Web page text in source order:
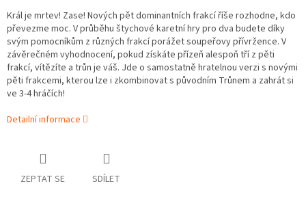
Král je mrtev! Zase! Nových pět dominantních frakcí říše rozhodne, kdo
převezme moc. V průběhu štychové karetní hry pro dva budete díky
svým pomocníkům z různých frakcí porážet soupeřovy přívržence. V
závěrečném vyhodnocení, pokud získáte přízeň alespoň tří z pěti
frakcí, vítězíte a trůn je váš. Jde o samostatně hratelnou verzi s novými
pěti frakcemi, kterou lze i zkombinovat s původním Trůnem a zahrát si
ve 3-4 hráčích!
Detailní informace
ZEPTAT SE SDÍLET